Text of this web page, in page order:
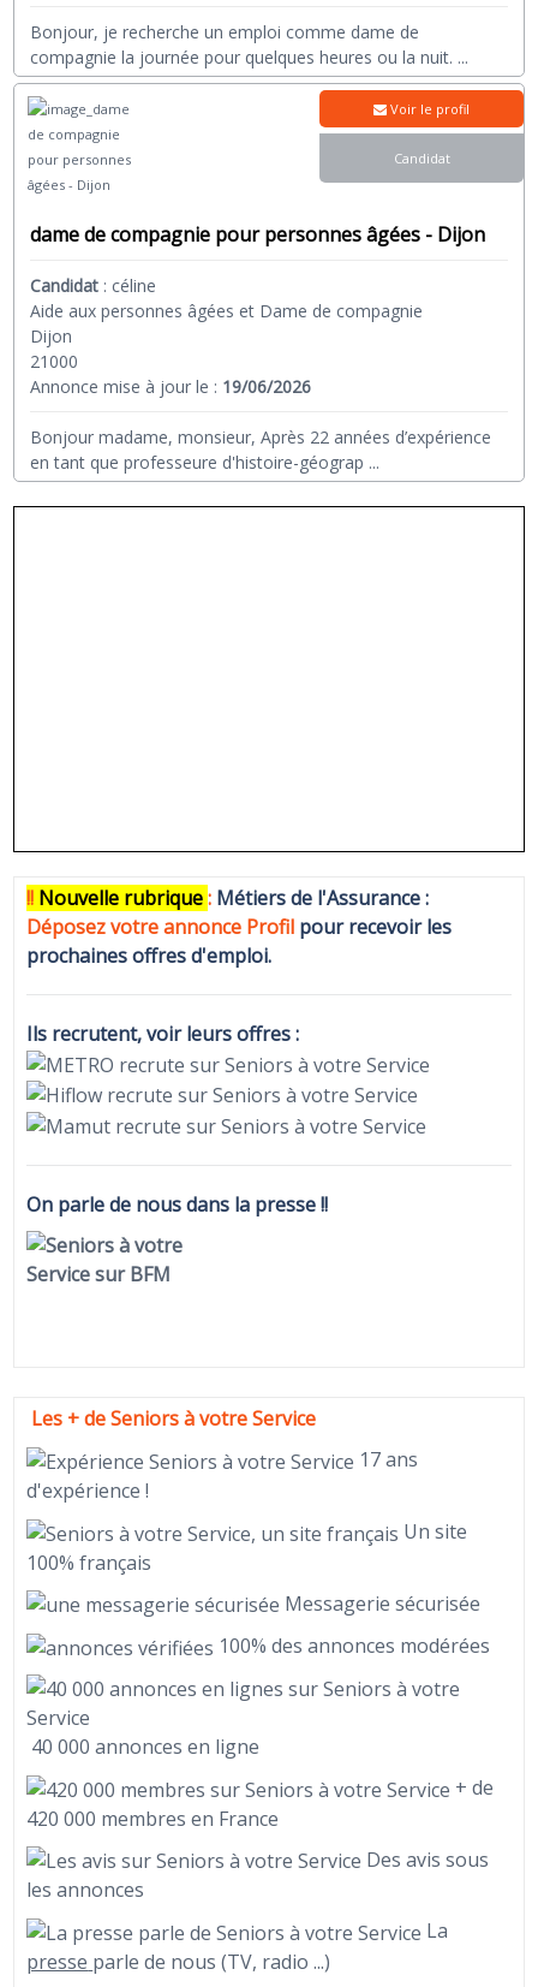
Bonjour, je recherche un emploi comme dame de
compagnie la journée pour quelques heures ou la nuit. ...
dame de compagnie pour personnes âgées - Dijon
Candidat : céline
Aide aux personnes âgées et Dame de compagnie
Dijon
21000
Annonce mise à jour le : 19/06/2026
Bonjour madame, monsieur, Après 22 années d’expérience
en tant que professeure d'histoire-géograp ...
Voir le profil
Candidat
!! Nouvelle rubrique: Métiers de l'Assurance :
Déposez votre annonce Profil pour recevoir les
prochaines offres d'emploi.
Ils recrutent, voir leurs offres :
On parle de nous dans la presse !!
Les + de Seniors à votre Service
17 ans
d'expérience !
Un site
100% français
Messagerie sécurisée
100% des annonces modérées
40 000 annonces en ligne
+ de
420 000 membres en France
Des avis sous
les annonces
La
presse parle de nous (TV, radio ...)